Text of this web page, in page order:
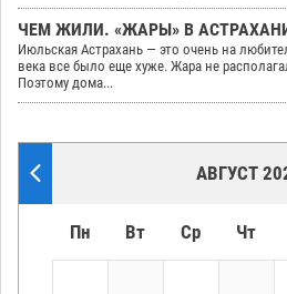
ЧЕМ ЖИЛИ. «ЖАРЫ» В
Июльская Астрахань — это очень на
века все было еще хуже. Жара не
Поэтому дома...
АВГУСТ
Пн Вт Ср Чт